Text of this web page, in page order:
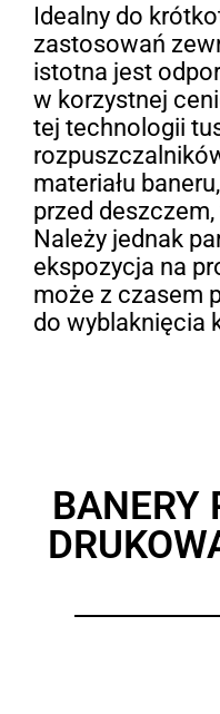
Idealny do
zastosowań
istotna jest
w korzystnej
tej technologii
materiału
przed
Należy jednak
ekspozycja na
może z czasem
do wyblaknięcia
BANERY